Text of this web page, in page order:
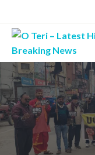
to
content
O Teri –
Prashant sharma